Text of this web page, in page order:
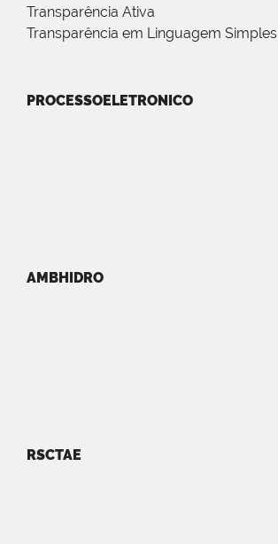
Transparência Ativa
Transparência em Linguagem Simples
PROCESSOELETRONICO
AMBHIDRO
RSCTAE